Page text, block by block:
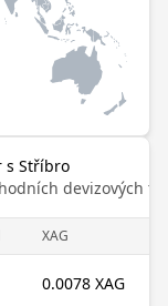
s Stříbro
devizových
XAG
0.0078 XAG